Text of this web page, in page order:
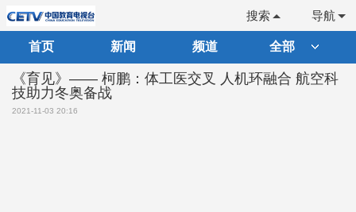
导航
搜索
首页 新闻 频道 全部
《育见》—— 柯鹏：体工医交叉 人机环融合 航空科
技助力冬奥备战
2021-11-03 20:16